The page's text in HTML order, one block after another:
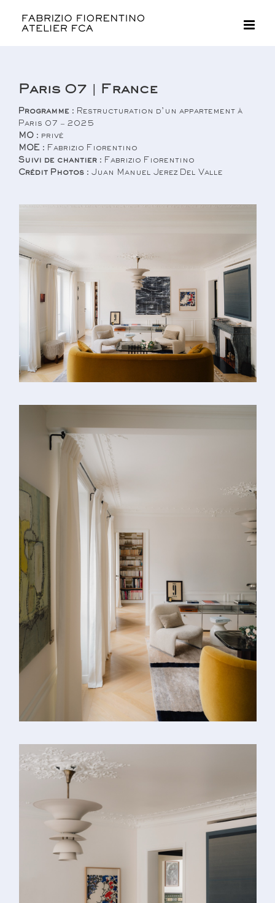
contenu
Paris 07 | France
Programme : Restructuration d’un appartement à
Paris 07 – 2025
MO : privé
MOE : Fabrizio Fiorentino
Suivi de chantier : Fabrizio Fiorentino
Crédit Photos : Juan Manuel Jerez Del Valle